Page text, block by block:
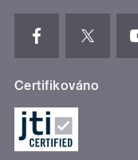
Certifikováno